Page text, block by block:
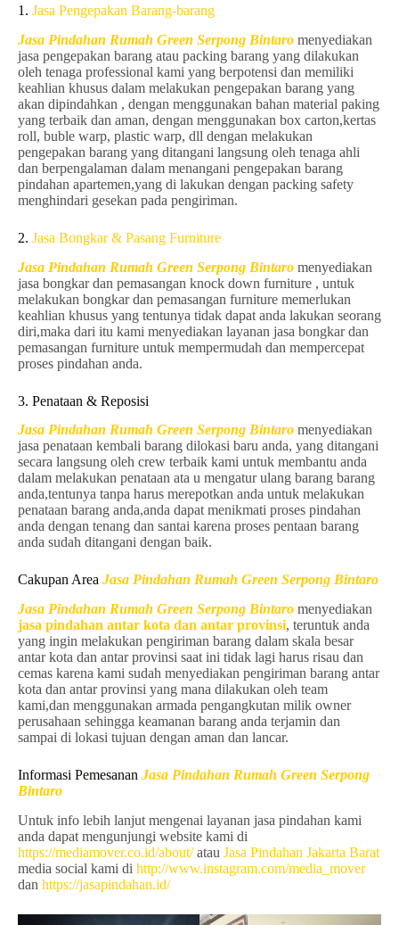
1. Jasa Pengepakan Barang-barang
Jasa Pindahan Rumah Green Serpong Bintaro menyediakan
jasa pengepakan barang atau packing barang yang dilakukan
oleh tenaga professional kami yang berpotensi dan memiliki
keahlian khusus dalam melakukan pengepakan barang yang
akan dipindahkan , dengan menggunakan bahan material paking
yang terbaik dan aman, dengan menggunakan box carton,kertas
roll, buble warp, plastic warp, dll dengan melakukan
pengepakan barang yang ditangani langsung oleh tenaga ahli
dan berpengalaman dalam menangani pengepakan barang
pindahan apartemen,yang di lakukan dengan packing safety
menghindari gesekan pada pengiriman.
2. Jasa Bongkar & Pasang Furniture
Jasa Pindahan Rumah Green Serpong Bintaro menyediakan
jasa bongkar dan pemasangan knock down furniture , untuk
melakukan bongkar dan pemasangan furniture memerlukan
keahlian khusus yang tentunya tidak dapat anda lakukan seorang
diri,maka dari itu kami menyediakan layanan jasa bongkar dan
pemasangan furniture untuk mempermudah dan mempercepat
proses pindahan anda.
3. Penataan & Reposisi
Jasa Pindahan Rumah Green Serpong Bintaro menyediakan
jasa penataan kembali barang dilokasi baru anda, yang ditangani
secara langsung oleh crew terbaik kami untuk membantu anda
dalam melakukan penataan ata u mengatur ulang barang barang
anda,tentunya tanpa harus merepotkan anda untuk melakukan
penataan barang anda,anda dapat menikmati proses pindahan
anda dengan tenang dan santai karena proses pentaan barang
anda sudah ditangani dengan baik.
Cakupan Area Jasa Pindahan Rumah Green Serpong Bintaro
Jasa Pindahan Rumah Green Serpong Bintaro menyediakan
jasa pindahan antar kota dan antar provinsi, teruntuk anda
yang ingin melakukan pengiriman barang dalam skala besar
antar kota dan antar provinsi saat ini tidak lagi harus risau dan
cemas karena kami sudah menyediakan pengiriman barang antar
kota dan antar provinsi yang mana dilakukan oleh team
kami,dan menggunakan armada pengangkutan milik owner
perusahaan sehingga keamanan barang anda terjamin dan
sampai di lokasi tujuan dengan aman dan lancar.
Informasi Pemesanan Jasa Pindahan Rumah Green Serpong
Bintaro
Untuk info lebih lanjut mengenai layanan jasa pindahan kami
anda dapat mengunjungi website kami di
https://mediamover.co.id/about/atau Jasa Pindahan Jakarta Barat
media social kami di http://www.instagram.com/media_mover
dan https://jasapindahan.id/